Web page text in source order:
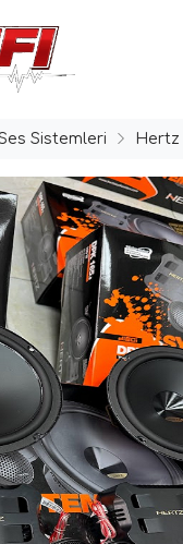
Sistemleri Hertz